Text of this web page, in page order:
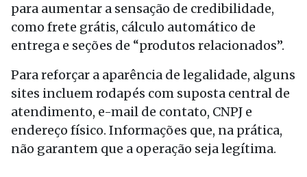
para aumentar a sensação de credibilidade,
como frete grátis, cálculo automático de
entrega e seções de “produtos relacionados”.
Para reforçar a aparência de legalidade, alguns
sites incluem rodapés com suposta central de
atendimento, e-mail de contato, CNPJ e
endereço físico. Informações que, na prática,
não garantem que a operação seja legítima.